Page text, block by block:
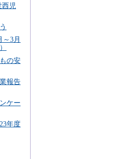
児
3月
の安
報告
ケー
年度